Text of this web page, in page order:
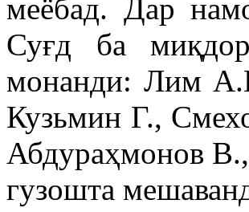
меёбад. Дар
Суғд ба
монанди: Лим
Кузьмин Г.,
Абдураҳмонов
гузошта